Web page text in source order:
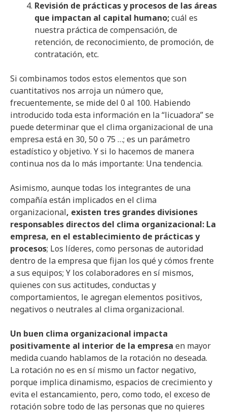
Revisión de prácticas y procesos de las áreas
que impactan al capital humano;cuál es
nuestra práctica de compensación, de
retención, de reconocimiento, de promoción, de
contratación, etc.
Si combinamos todos estos elementos que son
cuantitativos nos arroja un número que,
frecuentemente, se mide del 0 al 100. Habiendo
introducido toda esta información en la “licuadora” se
puede determinar que el clima organizacional de una
empresa está en 30, 50 o 75 …; es un parámetro
estadístico y objetivo. Y si lo hacemos de manera
continua nos da lo más importante: Una tendencia.
Asimismo, aunque todas los integrantes de una
compañía están implicados en el clima
organizacional, existen tres grandes divisiones
responsables directos del clima organizacional: La
empresa, en el establecimiento de prácticas y
procesos; Los líderes, como personas de autoridad
dentro de la empresa que fijan los qué y cómos frente
a sus equipos; Y los colaboradores en sí mismos,
quienes con sus actitudes, conductas y
comportamientos, le agregan elementos positivos,
negativos o neutrales al clima organizacional.
Un buen clima organizacional impacta
positivamente al interior de la empresa en mayor
medida cuando hablamos de la rotación no deseada.
La rotación no es en sí mismo un factor negativo,
porque implica dinamismo, espacios de crecimiento y
evita el estancamiento, pero, como todo, el exceso de
rotación sobre todo de las personas que no quieres